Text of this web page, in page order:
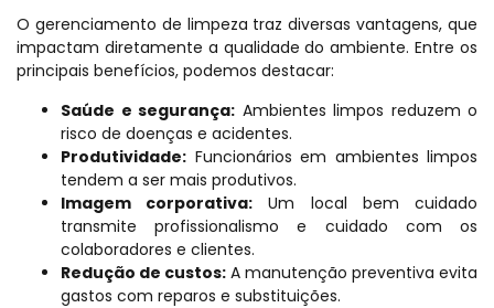
O gerenciamento de limpeza traz diversas vantagens, que
impactam diretamente a qualidade do ambiente. Entre os
principais benefícios, podemos destacar:
Saúde e segurança: Ambientes limpos reduzem o
risco de doenças e acidentes.
Produtividade: Funcionários em ambientes limpos
tendem a ser mais produtivos.
Imagem corporativa: Um local bem cuidado
transmite profissionalismo e cuidado com os
colaboradores e clientes.
Redução de custos: A manutenção preventiva evita
gastos com reparos e substituições.